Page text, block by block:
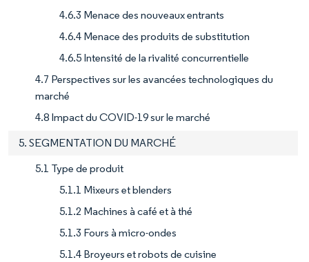
4.6.3 Menace des nouveaux entrants
4.6.4 Menace des produits de substitution
4.6.5 Intensité de la rivalité concurrentielle
4.7 Perspectives sur les avancées technologiques du
marché
4.8 Impact du COVID-19 sur le marché
5. SEGMENTATION DU MARCHÉ
5.1 Type de produit
5.1.1 Mixeurs et blenders
5.1.2 Machines à café et à thé
5.1.3 Fours à micro-ondes
5.1.4 Broyeurs et robots de cuisine